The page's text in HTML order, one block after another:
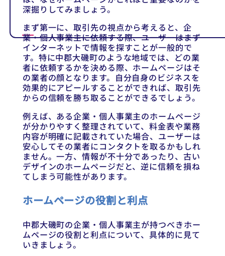
深掘りしてみましょう。
まず第一に、取引先の視点から考えると、企
業・個人事業主に依頼する際、ユーザーはまず
インターネットで情報を探すことが一般的で
す。特に中郡大磯町のような地域では、どの業
者に依頼するかを決める際、ホームページはそ
の業者の顔となります。自分自身のビジネスを
効果的にアピールすることができれば、取引先
からの信頼を勝ち取ることができるでしょう。
例えば、ある企業・個人事業主のホームページ
が分かりやすく整理されていて、料金表や業務
内容が明確に記載されていた場合、ユーザーは
安心してその業者にコンタクトを取るかもしれ
ません。一方、情報が不十分であったり、古い
デザインのホームページだと、逆に信頼を損ね
てしまう可能性があります。
ホームページの役割と利点
中郡大磯町の企業・個人事業主が持つべきホー
ムページの役割と利点について、具体的に見て
いきましょう。